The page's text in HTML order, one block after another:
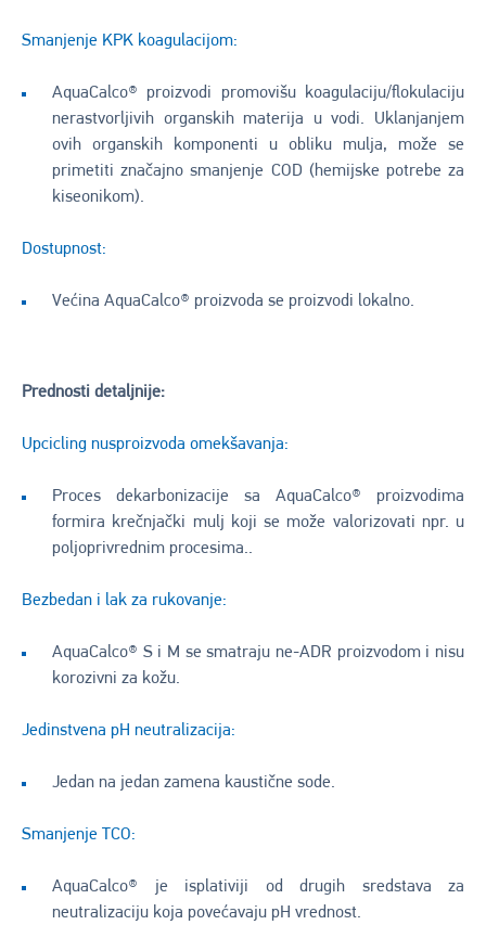
Smanjenje KPK koagulacijom:
AquaCalco® proizvodi promovišu koagulaciju/flokulaciju
nerastvorljivih organskih materija u vodi. Uklanjanjem
ovih organskih komponenti u obliku mulja, može se
primetiti značajno smanjenje COD (hemijske potrebe za
kiseonikom).
Dostupnost:
Većina AquaCalco® proizvoda se proizvodi lokalno.
Prednosti detaljnije:
Upcicling nusproizvoda omekšavanja:
Proces dekarbonizacije sa AquaCalco® proizvodima
formira krečnjački mulj koji se može valorizovati npr. u
poljoprivrednim procesima..
Bezbedan i lak za rukovanje:
AquaCalco® S i M se smatraju ne-ADR proizvodom i nisu
korozivni za kožu.
Jedinstvena pH neutralizacija:
Jedan na jedan zamena kaustične sode.
Smanjenje TCO:
AquaCalco® je isplativiji od drugih sredstava za
neutralizaciju koja povećavaju pH vrednost.